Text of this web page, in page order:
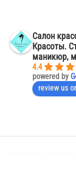
Салон
Красоты.
маникюр,
4.4
powered by G
review us